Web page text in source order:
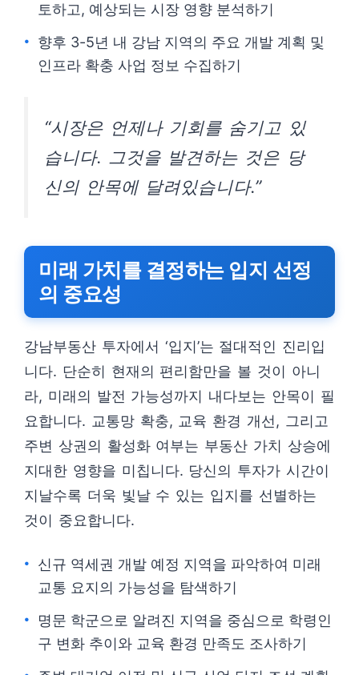
토하고, 예상되는 시장 영향 분석하기
향후 3-5년 내 강남 지역의 주요 개발 계획 및
인프라 확충 사업 정보 수집하기
“시장은 언제나 기회를 숨기고 있
습니다. 그것을 발견하는 것은 당
신의 안목에 달려있습니다.”
미래 가치를 결정하는 입지 선정
의 중요성
강남부동산 투자에서 ‘입지’는 절대적인 진리입
니다. 단순히 현재의 편리함만을 볼 것이 아니
라, 미래의 발전 가능성까지 내다보는 안목이 필
요합니다. 교통망 확충, 교육 환경 개선, 그리고
주변 상권의 활성화 여부는 부동산 가치 상승에
지대한 영향을 미칩니다. 당신의 투자가 시간이
지날수록 더욱 빛날 수 있는 입지를 선별하는
것이 중요합니다.
신규 역세권 개발 예정 지역을 파악하여 미래
교통 요지의 가능성을 탐색하기
명문 학군으로 알려진 지역을 중심으로 학령인
구 변화 추이와 교육 환경 만족도 조사하기